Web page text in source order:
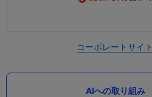
コーポレートサイト
AIへの取り組み